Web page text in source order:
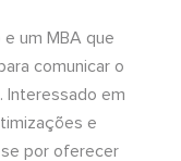
um MBA que
comunicar o
Interessado em
e
por oferecer